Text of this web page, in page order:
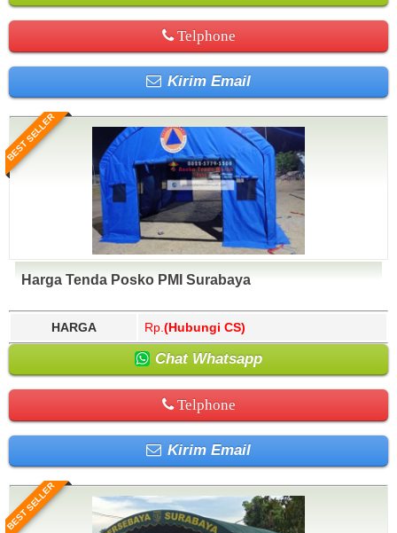
Telphone
Kirim Email
BEST SELLER
Harga Tenda Posko PMI Surabaya
HARGA Rp. (Hubungi CS)
Chat Whatsapp
Telphone
Kirim Email
BEST SELLER